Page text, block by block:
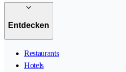
Entdecken
Restaurants
Hotels